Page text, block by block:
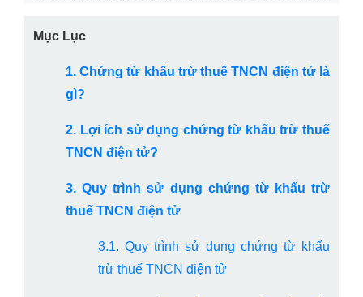
Mục Lục
1. Chứng từ khấu trừ thuế TNCN điện tử là
gì?
2. Lợi ích sử dụng chứng từ khấu trừ thuế
TNCN điện tử?
3. Quy trình sử dụng chứng từ khấu trừ
thuế TNCN điện tử
3.1. Quy trình sử dụng chứng từ khấu
trừ thuế TNCN điện tử